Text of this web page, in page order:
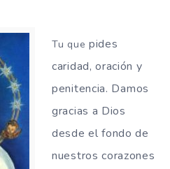
Tu que pides
caridad, oración y
penitencia. Damos
gracias a Dios
desde el fondo de
nuestros corazones